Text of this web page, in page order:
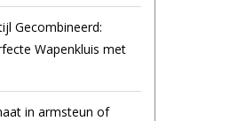
Gecombineerd:
Wapenkluis met
in armsteun of